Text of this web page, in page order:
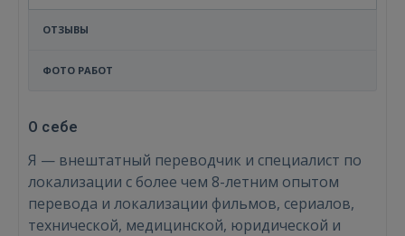
ОТЗЫВЫ
ФОТО РАБОТ
О себе
Я — внештатный переводчик и специалист по
локализации с более чем 8-летним опытом
перевода и локализации фильмов, сериалов,
технической, медицинской, юридической и